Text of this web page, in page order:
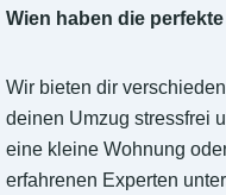
Wien haben die
Wir bieten dir
deinen Umzug stressfrei
eine kleine Wohnung
erfahrenen Experten